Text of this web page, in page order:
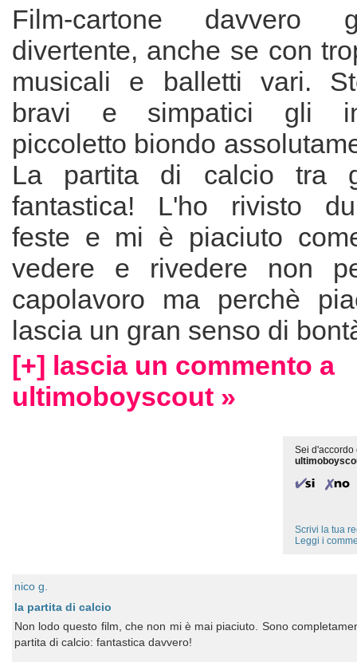
Film-cartone davvero
divertente, anche se con
musicali e balletti vari.
bravi e simpatici gli
piccoletto biondo
La partita di calcio tra
fantastica! L'ho rivisto
feste e mi è piaciuto
vedere e rivedere non
capolavoro ma perchè
lascia un gran senso di
[+] lascia un commento a
ultimoboyscout »
Sei d'accordo
Scrivi la tua
Leggi i
nico g.
la partita di calcio
Non lodo questo film, che non mi è mai piaciuto. Sono
partita di calcio: fantastica davvero!